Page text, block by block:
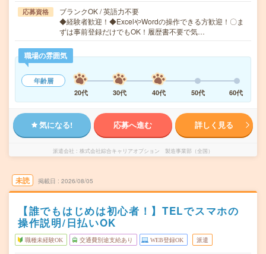
応募資格
ブランクOK / 英語力不要
◆経験者歓迎！◆ExcelやWordの操作できる方歓迎！〇ま
ずは事前登録だけでもOK！履歴書不要で気…
職場の雰囲気
年齢層
20代
30代 40代 50代 60代
気になる! 応募へ進む 詳しく見る
派遣会社 株式会社綜合キャリアオプション 製造事業部（全国）
未読 掲載日 2026/08/05
【誰でもはじめは初心者！】TELでスマホの
操作説明/日払いOK
職種未経験OK 交通費別途支給あり WEB登録OK 派遣